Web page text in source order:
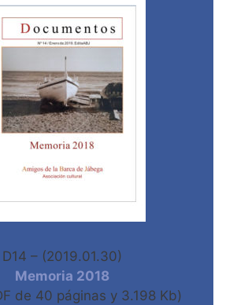
D14 – (2019.01.30)
Memoria 2018
de 40 páginas y 3.198 Kb)